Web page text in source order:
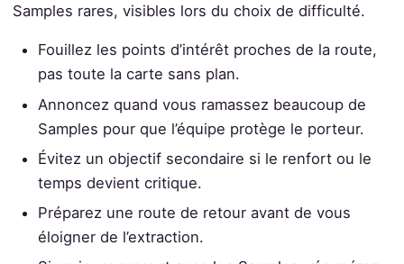
Samples rares, visibles lors du choix de difficulté.
Fouillez les points d’intérêt proches de la route,
pas toute la carte sans plan.
Annoncez quand vous ramassez beaucoup de
Samples pour que l’équipe protège le porteur.
Évitez un objectif secondaire si le renfort ou le
temps devient critique.
Préparez une route de retour avant de vous
éloigner de l’extraction.